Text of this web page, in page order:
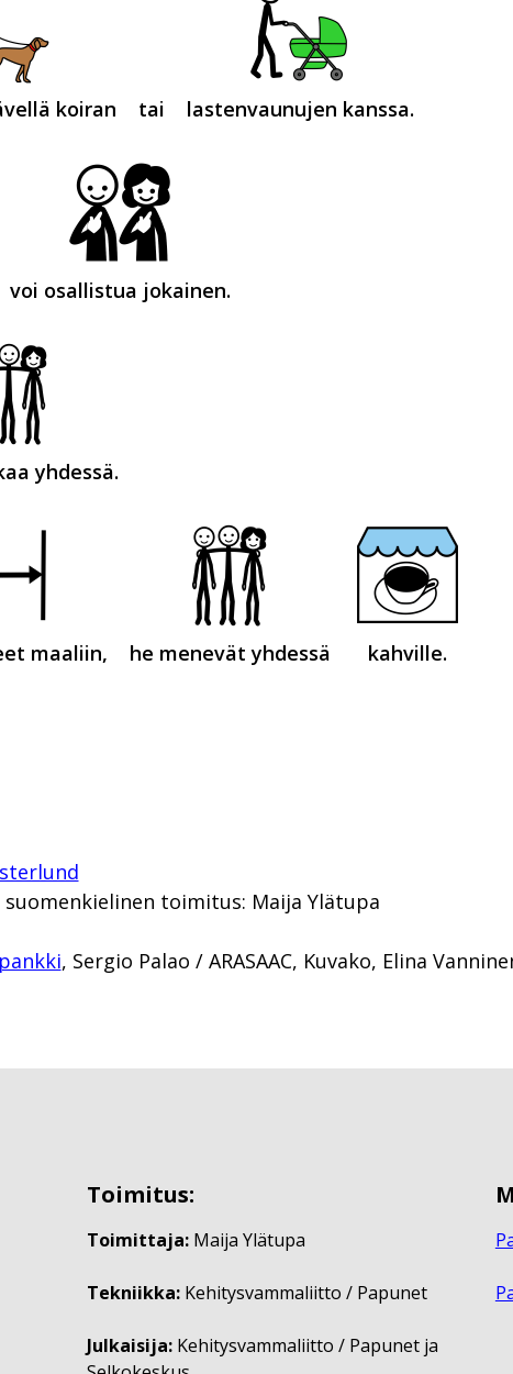
koiran tai lastenvaunujen kanssa.
voi osallistua jokainen.
yhdessä.
maaliin, he menevät yhdessä kahville.
toimitus: Maija Ylätupa
, Sergio Palao / ARASAAC, Kuvako, Elina
Toimitus:
Toimittaja: Maija Ylätupa
Tekniikka: Kehitysvammaliitto / Papunet
Julkaisija: Kehitysvammaliitto / Papunet ja